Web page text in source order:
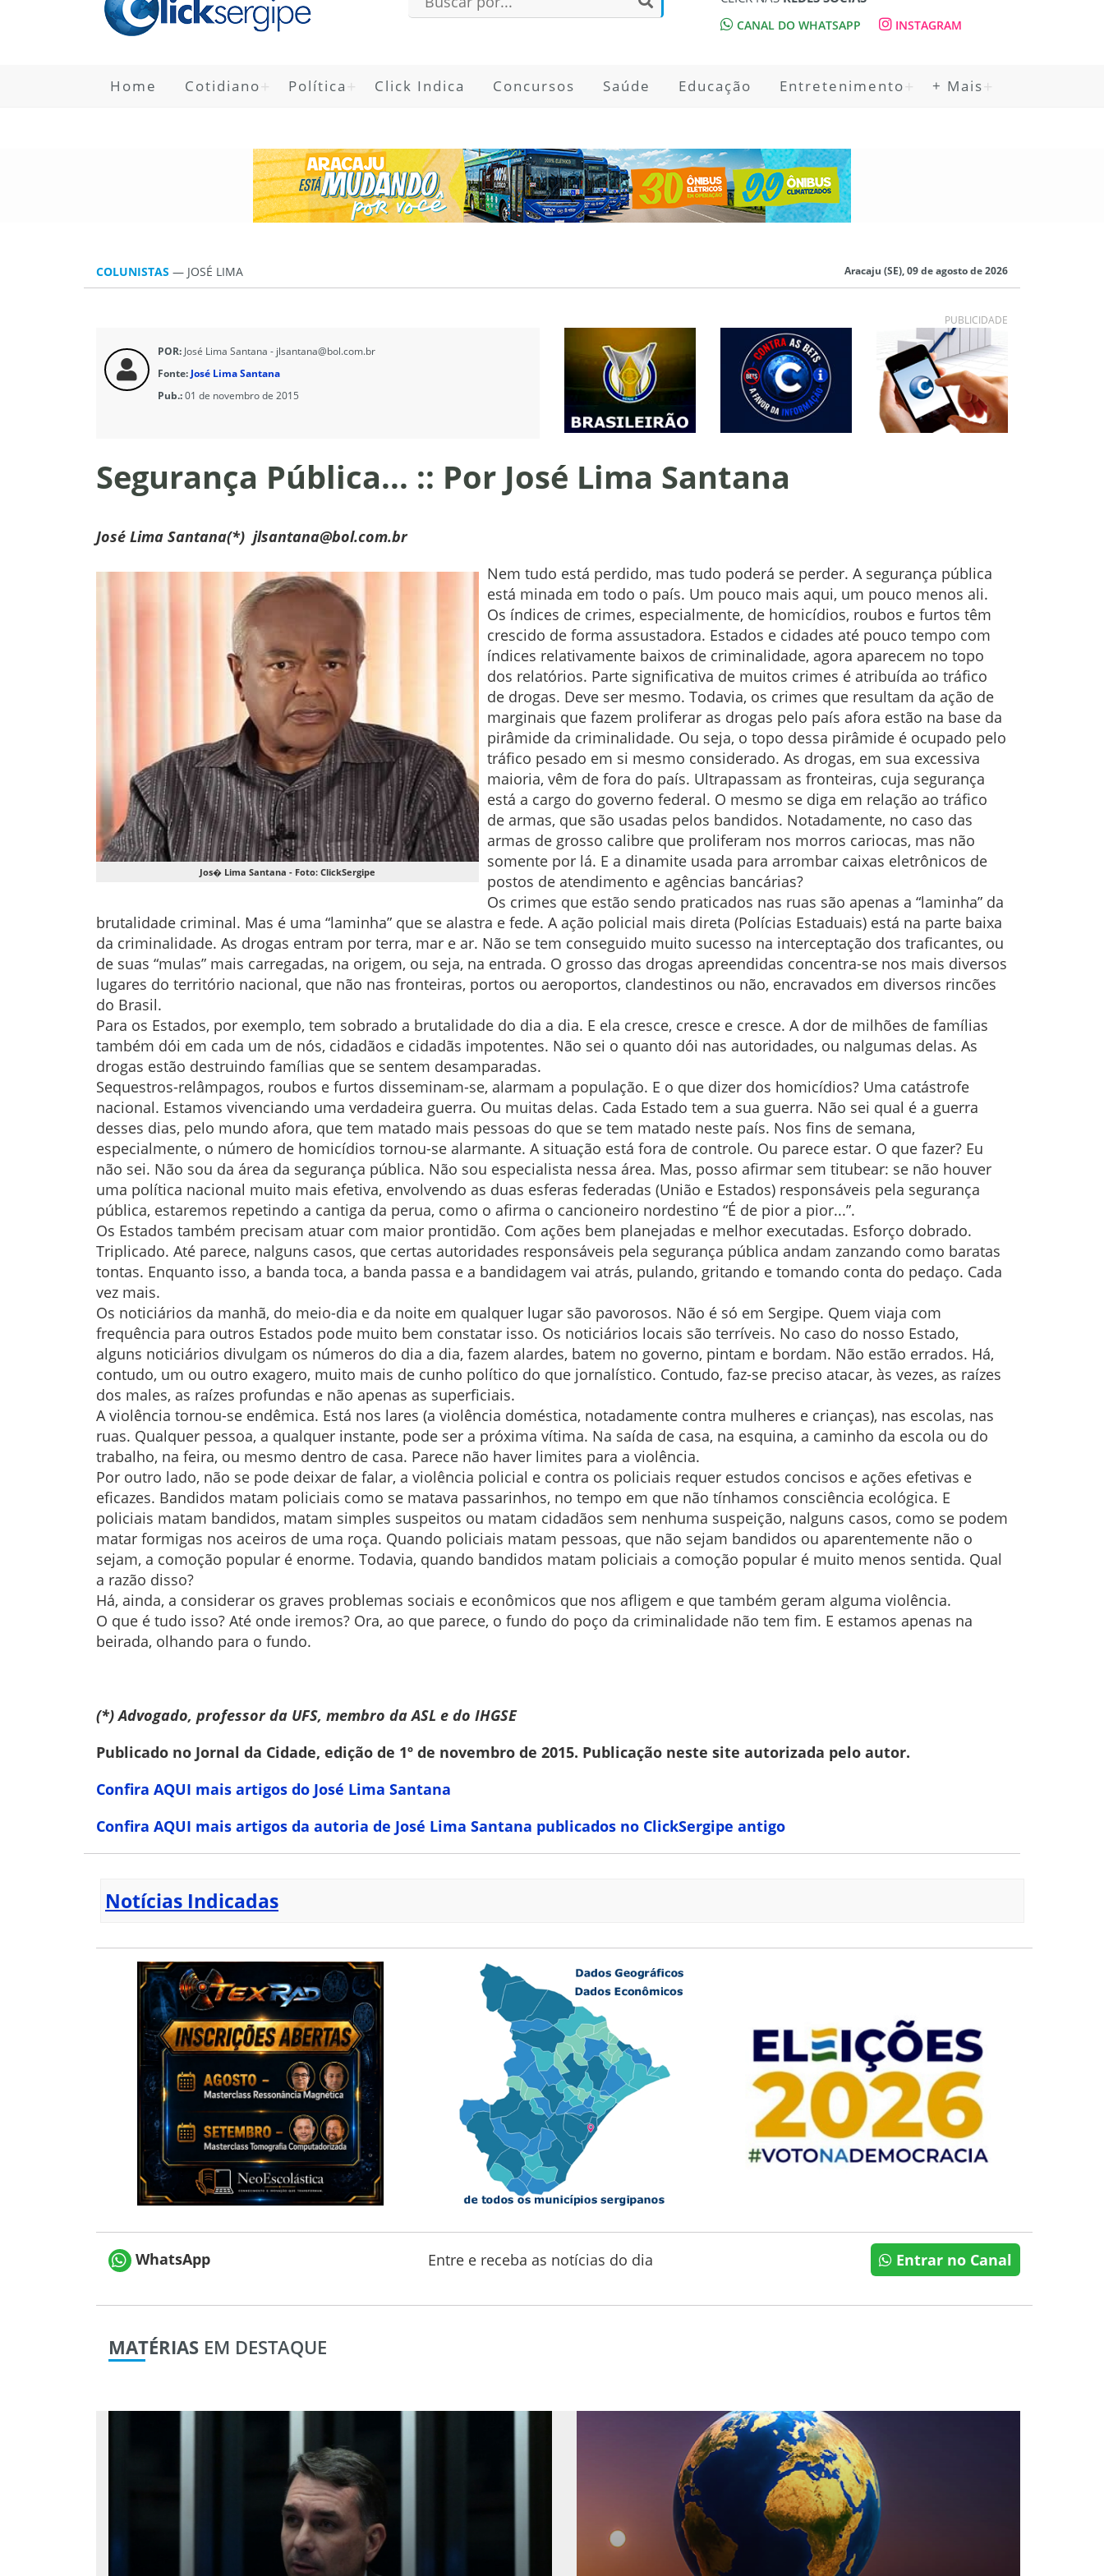
CANAL DO WHATSAPP INSTAGRAM
Home Cotidiano Política Click Indica Concursos Saúde Educação Entretenimento + Mais
COLUNISTAS — JOSÉ LIMA Aracaju (SE), 09 de agosto de 2026
PUBLICIDADE
POR: José Lima Santana - jlsantana@bol.com.br
Fonte: José Lima Santana
Pub.:01 de novembro de 2015
Segurança Pública... :: Por José Lima Santana
José Lima Santana(*) jlsantana@bol.com.br
Jos� Lima Santana - Foto: ClickSergipe
Nem tudo está perdido, mas tudo poderá se perder. A segurança pública
está minada em todo o país. Um pouco mais aqui, um pouco menos ali.
Os índices de crimes, especialmente, de homicídios, roubos e furtos têm
crescido de forma assustadora. Estados e cidades até pouco tempo com
índices relativamente baixos de criminalidade, agora aparecem no topo
dos relatórios. Parte significativa de muitos crimes é atribuída ao tráfico
de drogas. Deve ser mesmo. Todavia, os crimes que resultam da ação de
marginais que fazem proliferar as drogas pelo país afora estão na base da
pirâmide da criminalidade. Ou seja, o topo dessa pirâmide é ocupado pelo
tráfico pesado em si mesmo considerado. As drogas, em sua excessiva
maioria, vêm de fora do país. Ultrapassam as fronteiras, cuja segurança
está a cargo do governo federal. O mesmo se diga em relação ao tráfico
de armas, que são usadas pelos bandidos. Notadamente, no caso das
armas de grosso calibre que proliferam nos morros cariocas, mas não
somente por lá. E a dinamite usada para arrombar caixas eletrônicos de
postos de atendimento e agências bancárias?
Os crimes que estão sendo praticados nas ruas são apenas a “laminha” da
brutalidade criminal. Mas é uma “laminha” que se alastra e fede. A ação policial mais direta (Polícias Estaduais) está na parte baixa
da criminalidade. As drogas entram por terra, mar e ar. Não se tem conseguido muito sucesso na interceptação dos traficantes, ou
de suas “mulas” mais carregadas, na origem, ou seja, na entrada. O grosso das drogas apreendidas concentra-se nos mais diversos
lugares do território nacional, que não nas fronteiras, portos ou aeroportos, clandestinos ou não, encravados em diversos rincões
do Brasil.
Para os Estados, por exemplo, tem sobrado a brutalidade do dia a dia. E ela cresce, cresce e cresce. A dor de milhões de famílias
também dói em cada um de nós, cidadãos e cidadãs impotentes. Não sei o quanto dói nas autoridades, ou nalgumas delas. As
drogas estão destruindo famílias que se sentem desamparadas.
Sequestros-relâmpagos, roubos e furtos disseminam-se, alarmam a população. E o que dizer dos homicídios? Uma catástrofe
nacional. Estamos vivenciando uma verdadeira guerra. Ou muitas delas. Cada Estado tem a sua guerra. Não sei qual é a guerra
desses dias, pelo mundo afora, que tem matado mais pessoas do que se tem matado neste país. Nos fins de semana,
especialmente, o número de homicídios tornou-se alarmante. A situação está fora de controle. Ou parece estar. O que fazer? Eu
não sei. Não sou da área da segurança pública. Não sou especialista nessa área. Mas, posso afirmar sem titubear: se não houver
uma política nacional muito mais efetiva, envolvendo as duas esferas federadas (União e Estados) responsáveis pela segurança
pública, estaremos repetindo a cantiga da perua, como o afirma o cancioneiro nordestino “É de pior a pior...”.
Os Estados também precisam atuar com maior prontidão. Com ações bem planejadas e melhor executadas. Esforço dobrado.
Triplicado. Até parece, nalguns casos, que certas autoridades responsáveis pela segurança pública andam zanzando como baratas
tontas. Enquanto isso, a banda toca, a banda passa e a bandidagem vai atrás, pulando, gritando e tomando conta do pedaço. Cada
vez mais.
Os noticiários da manhã, do meio-dia e da noite em qualquer lugar são pavorosos. Não é só em Sergipe. Quem viaja com
frequência para outros Estados pode muito bem constatar isso. Os noticiários locais são terríveis. No caso do nosso Estado,
alguns noticiários divulgam os números do dia a dia, fazem alardes, batem no governo, pintam e bordam. Não estão errados. Há,
contudo, um ou outro exagero, muito mais de cunho político do que jornalístico. Contudo, faz-se preciso atacar, às vezes, as raízes
dos males, as raízes profundas e não apenas as superficiais.
A violência tornou-se endêmica. Está nos lares (a violência doméstica, notadamente contra mulheres e crianças), nas escolas, nas
ruas. Qualquer pessoa, a qualquer instante, pode ser a próxima vítima. Na saída de casa, na esquina, a caminho da escola ou do
trabalho, na feira, ou mesmo dentro de casa. Parece não haver limites para a violência.
Por outro lado, não se pode deixar de falar, a violência policial e contra os policiais requer estudos concisos e ações efetivas e
eficazes. Bandidos matam policiais como se matava passarinhos, no tempo em que não tínhamos consciência ecológica. E
policiais matam bandidos, matam simples suspeitos ou matam cidadãos sem nenhuma suspeição, nalguns casos, como se podem
matar formigas nos aceiros de uma roça. Quando policiais matam pessoas, que não sejam bandidos ou aparentemente não o
sejam, a comoção popular é enorme. Todavia, quando bandidos matam policiais a comoção popular é muito menos sentida. Qual
a razão disso?
Há, ainda, a considerar os graves problemas sociais e econômicos que nos afligem e que também geram alguma violência.
O que é tudo isso? Até onde iremos? Ora, ao que parece, o fundo do poço da criminalidade não tem fim. E estamos apenas na
beirada, olhando para o fundo.
(*) Advogado, professor da UFS, membro da ASL e do IHGSE
Publicado no Jornal da Cidade, edição de 1º de novembro de 2015. Publicação neste site autorizada pelo autor.
Confira AQUI mais artigos do José Lima Santana
Confira AQUI mais artigos da autoria de José Lima Santana publicados no ClickSergipe antigo
Notícias Indicadas
WhatsApp Entre e receba as notícias do dia Entrar no Canal
MATÉRIAS EM DESTAQUE